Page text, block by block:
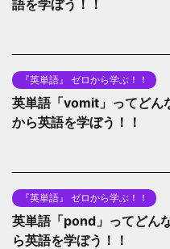
語を学ぼう！！
『英単語』 ゼロから学ぶ！！
英単語「vomit」ってどん
から英語を学ぼう！！
『英単語』 ゼロから学ぶ！！
英単語「pond」ってどん
ら英語を学ぼう！！